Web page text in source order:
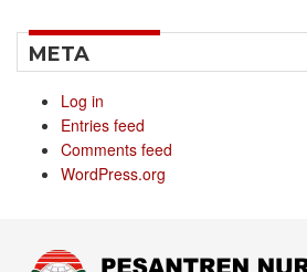
META
Log in
Entries feed
Comments feed
WordPress.org